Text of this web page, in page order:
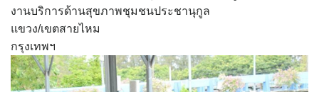
งานบริการด้านสุขภาพชุมชนประชานุกูล
แขวง/เขตสายไหม
กรุงเทพฯ